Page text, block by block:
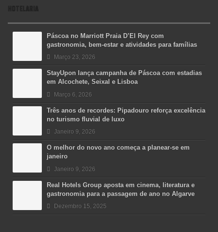
HOTELARIA
Páscoa no Marriott Praia D’El Rey com
gastronomia, bem-estar e atividades para famílias
Março 23, 2026
StayUpon lança campanha de Páscoa com estadias
em Alcochete, Seixal e Lisboa
Março 6, 2026
Três anos de recordes: Pipadouro reforça excelência
no turismo fluvial de luxo
Janeiro 9, 2026
O melhor do novo ano começa a planear-se em
janeiro
Janeiro 9, 2026
Real Hotels Group aposta em cinema, literatura e
gastronomia para a passagem de ano no Algarve
Dezembro 15, 2025